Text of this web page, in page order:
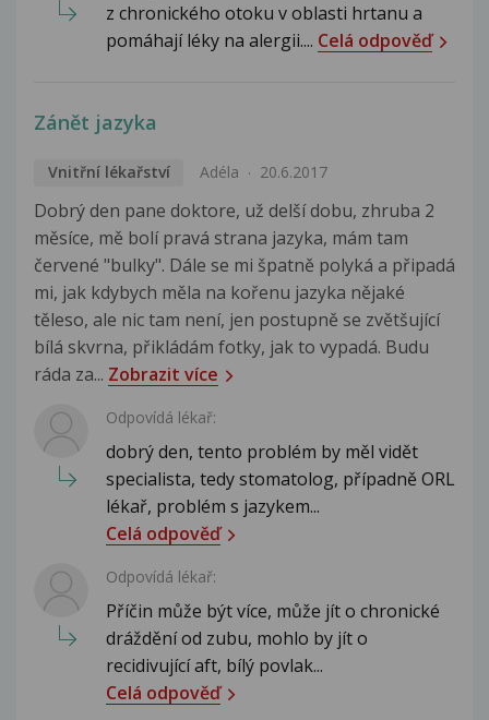
z chronického otoku v oblasti hrtanu a
pomáhají léky na alergii.... Celá odpověď
Zánět jazyka
Vnitřní lékařství Adéla 20.6.2017
Dobrý den pane doktore, už delší dobu, zhruba 2
měsíce, mě bolí pravá strana jazyka, mám tam
červené "bulky". Dále se mi špatně polyká a připadá
mi, jak kdybych měla na kořenu jazyka nějaké
těleso, ale nic tam není, jen postupně se zvětšující
bílá skvrna, přikládám fotky, jak to vypadá. Budu
ráda za... Zobrazit více
Odpovídá lékař:
dobrý den, tento problém by měl vidět
specialista, tedy stomatolog, případně ORL
lékař, problém s jazykem...
Celá odpověď
Odpovídá lékař:
Příčin může být více, může jít o chronické
dráždění od zubu, mohlo by jít o
recidivující aft, bílý povlak...
Celá odpověď